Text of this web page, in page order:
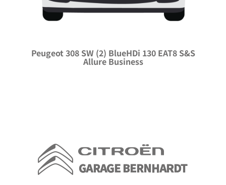
Peugeot 308 SW (2) BlueHDi 130 EAT8 S&S
Allure Business